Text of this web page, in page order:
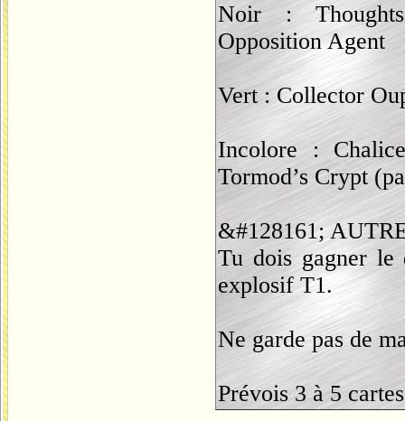
Noir :
Opposition Agent
Vert : Collector
Incolore :
Tormod’s Crypt
&#128161;
Tu dois gagner le
explosif T1.
Ne garde pas de
Prévois 3 à 5